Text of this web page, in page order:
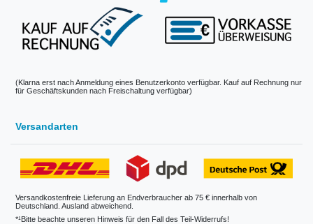
(Klarna erst nach Anmeldung eines Benutzerkonto verfügbar. Kauf auf Rechnung nur
für Geschäftskunden nach Freischaltung verfügbar)
Versandarten
Versandkostenfreie Lieferung an Endverbraucher ab 75 € innerhalb von
Deutschland. Ausland abweichend.
*¹Bitte beachte unseren Hinweis für den Fall des Teil-Widerrufs!